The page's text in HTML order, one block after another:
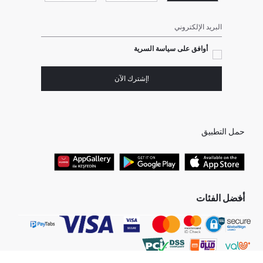
البريد الإلكتروني
أوافق على سياسة السرية
!إشترك الآن
حمل التطبيق
أفضل الفئات
جميع متاجرنا
هدايا عيد الحب
البلوفر النسائية
بلوفر رجالي
برفانات حريمى
جينز رجالي